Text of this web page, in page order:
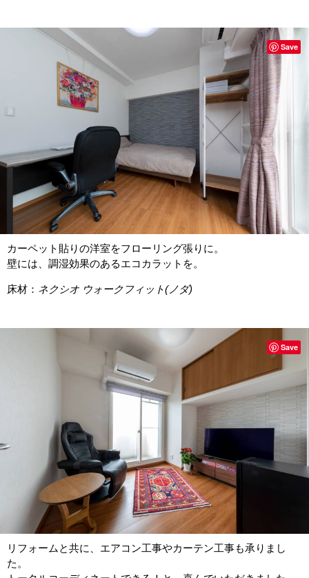
カーペット貼りの洋室をフローリング張りに。
壁には、調湿効果のあるエコカラットを。
床材： ネクシオ ウォークフィット(ノダ)
Save
リフォームと共に、エアコン工事やカーテン工事も承りまし
た。
Save